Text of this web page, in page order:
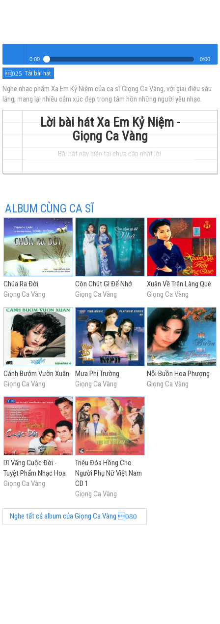
Nghe
hay
0:00 0:00
Xa Em Kỷ Niệm
Tải bài hát
Nghe nhạc phẩm Xa Em Kỷ Niệm của ca sĩ Giọng Ca Vàng, với giai điệu sâu
lắng, mang lại nhiều cảm xúc đẹp trong tâm hồn những người yêu nhạc.
Lời bài hát Xa Em Kỷ Niệm -
Giọng Ca Vàng
Bài hát này hiện tại chưa cập nhật lời.
ALBUM CÙNG CA SĨ
Chúa Ra Đời
Giọng Ca Vàng
Còn Chút Gì Để Nhớ
Giọng Ca Vàng
Xuân Về Trên Làng Quê
Giọng Ca Vàng
Cánh Bướm Vườn Xuân
Giọng Ca Vàng
Mưa Phi Trường
Giọng Ca Vàng
Nỗi Buồn Hoa Phượng
Giọng Ca Vàng
Dĩ Vãng Cuộc Đời -
Tuyệt Phẩm Nhạc Hoa
Giọng Ca Vàng
Triệu Đóa Hồng Cho
Người Phụ Nữ Việt Nam
CD 1
Giọng Ca Vàng
Nghe tất cả album của Giọng Ca Vàng